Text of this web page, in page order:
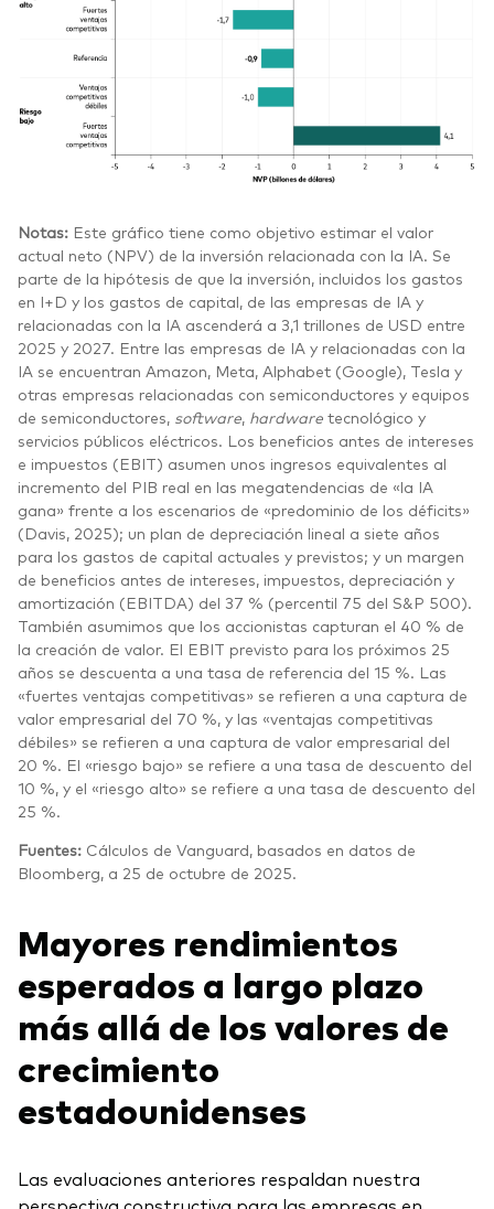
Notas: Este gráfico tiene como objetivo estimar el valor
actual neto (NPV) de la inversión relacionada con la IA. Se
parte de la hipótesis de que la inversión, incluidos los gastos
en I+D y los gastos de capital, de las empresas de IA y
relacionadas con la IA ascenderá a 3,1 trillones de USD entre
2025 y 2027. Entre las empresas de IA y relacionadas con la
IA se encuentran Amazon, Meta, Alphabet (Google), Tesla y
otras empresas relacionadas con semiconductores y equipos
de semiconductores, software, hardware tecnológico y
servicios públicos eléctricos. Los beneficios antes de intereses
e impuestos (EBIT) asumen unos ingresos equivalentes al
incremento del PIB real en las megatendencias de «la IA
gana» frente a los escenarios de «predominio de los déficits»
(Davis, 2025); un plan de depreciación lineal a siete años
para los gastos de capital actuales y previstos; y un margen
de beneficios antes de intereses, impuestos, depreciación y
amortización (EBITDA) del 37 % (percentil 75 del S&P 500).
También asumimos que los accionistas capturan el 40 % de
la creación de valor. El EBIT previsto para los próximos 25
años se descuenta a una tasa de referencia del 15 %. Las
«fuertes ventajas competitivas» se refieren a una captura de
valor empresarial del 70 %, y las «ventajas competitivas
débiles» se refieren a una captura de valor empresarial del
20 %. El «riesgo bajo» se refiere a una tasa de descuento del
10 %, y el «riesgo alto» se refiere a una tasa de descuento del
25 %.
Fuentes: Cálculos de Vanguard, basados en datos de
Bloomberg, a 25 de octubre de 2025.
Mayores rendimientos
esperados a largo plazo
más allá de los valores de
crecimiento
estadounidenses
Las evaluaciones anteriores respaldan nuestra